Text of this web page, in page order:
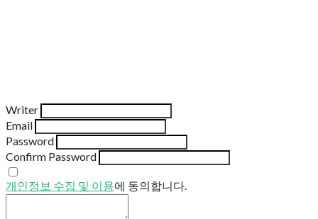
Writer
Email
Password
Confirm Password
개인정보 수집 및 이용에 동의합니다.